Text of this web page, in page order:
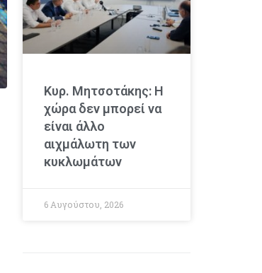
Κυρ. Μητσοτάκης: Η
χώρα δεν μπορεί να
είναι άλλο
αιχμάλωτη των
κυκλωμάτων
6 Αυγούστου, 2026